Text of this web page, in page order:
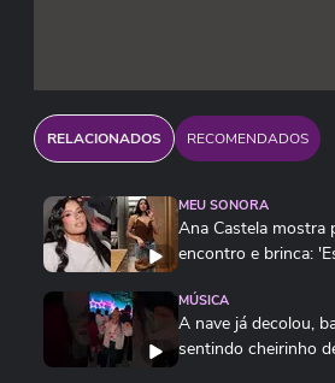
Morrer deve ser chato demais
RELACIONADOS RECOMENDADOS
MEU SONORA
Ana Castela mostra
encontro e brinca:
MÚSICA
A nave já decolou,
sentindo cheirinho